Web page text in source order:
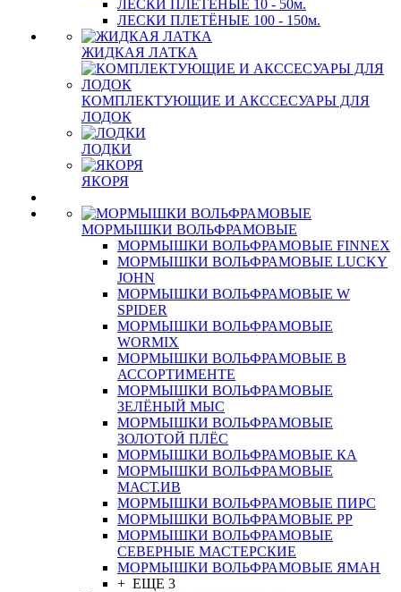
ЛЕСКИ ПЛЕТЁНЫЕ 10 - 50м.
ЛЕСКИ ПЛЕТЁНЫЕ 100 - 150м.
ЖИДКАЯ ЛАТКА
КОМПЛЕКТУЮЩИЕ И АКССЕСУАРЫ ДЛЯ
ЛОДОК
ЛОДКИ
ЯКОРЯ
МОРМЫШКИ ВОЛЬФРАМОВЫЕ
МОРМЫШКИ ВОЛЬФРАМОВЫЕ FINNEX
МОРМЫШКИ ВОЛЬФРАМОВЫЕ LUCKY
JOHN
МОРМЫШКИ ВОЛЬФРАМОВЫЕ W
SPIDER
МОРМЫШКИ ВОЛЬФРАМОВЫЕ
WORMIX
МОРМЫШКИ ВОЛЬФРАМОВЫЕ В
АССОРТИМЕНТЕ
МОРМЫШКИ ВОЛЬФРАМОВЫЕ
ЗЕЛЁНЫЙ МЫС
МОРМЫШКИ ВОЛЬФРАМОВЫЕ
ЗОЛОТОЙ ПЛЁС
МОРМЫШКИ ВОЛЬФРАМОВЫЕ КА
МОРМЫШКИ ВОЛЬФРАМОВЫЕ
МАСТ.ИВ
МОРМЫШКИ ВОЛЬФРАМОВЫЕ ПИРС
МОРМЫШКИ ВОЛЬФРАМОВЫЕ РР
МОРМЫШКИ ВОЛЬФРАМОВЫЕ
СЕВЕРНЫЕ МАСТЕРСКИЕ
МОРМЫШКИ ВОЛЬФРАМОВЫЕ ЯМАН
+ ЕЩЕ 3